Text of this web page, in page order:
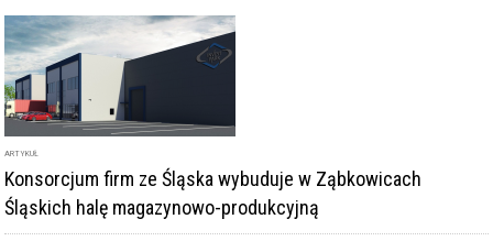
ARTYKUŁ
Konsorcjum firm ze Śląska wybuduje w Ząbkowicach
Śląskich halę magazynowo-produkcyjną